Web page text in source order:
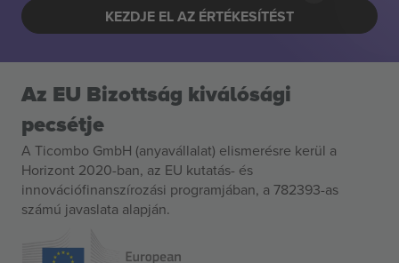
KEZDJE EL AZ ÉRTÉKESÍTÉST
Az EU Bizottság kiválósági
pecsétje
A Ticombo GmbH (anyavállalat) elismerésre kerül a
Horizont 2020-ban, az EU kutatás- és
innovációfinanszírozási programjában, a 782393-as
számú javaslata alapján.